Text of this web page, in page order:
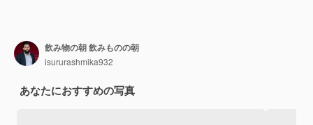
飲み物の朝 飲みものの朝
isururashmika932
あなたにおすすめの写真